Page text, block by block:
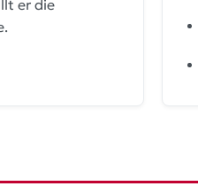
er die